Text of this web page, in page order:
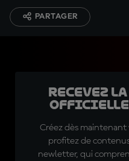
PARTAGER
Recevez
officielle
Créez dès
profitez de
newletter, qui